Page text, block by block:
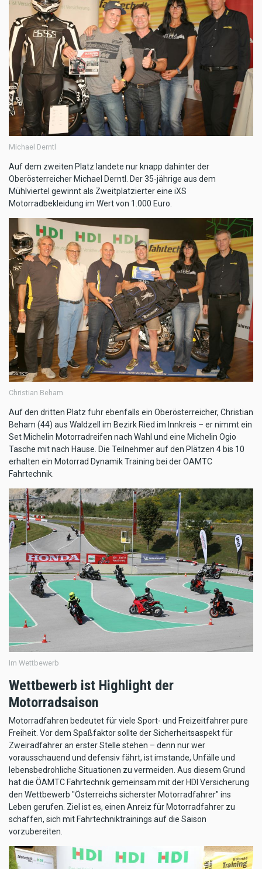
Michael Derntl
Auf dem zweiten Platz landete nur knapp dahinter der
Oberösterreicher Michael Derntl. Der 35-jährige aus dem
Mühlviertel gewinnt als Zweitplatzierter eine iXS
Motorradbekleidung im Wert von 1.000 Euro.
Christian Beham
Auf den dritten Platz fuhr ebenfalls ein Oberösterreicher, Christian
Beham (44) aus Waldzell im Bezirk Ried im Innkreis – er nimmt ein
Set Michelin Motorradreifen nach Wahl und eine Michelin Ogio
Tasche mit nach Hause. Die Teilnehmer auf den Plätzen 4 bis 10
erhalten ein Motorrad Dynamik Training bei der ÖAMTC
Fahrtechnik.
Im Wettbewerb
Wettbewerb ist Highlight der
Motorradsaison
Motorradfahren bedeutet für viele Sport- und Freizeitfahrer pure
Freiheit. Vor dem Spaßfaktor sollte der Sicherheitsaspekt für
Zweiradfahrer an erster Stelle stehen – denn nur wer
vorausschauend und defensiv fährt, ist imstande, Unfälle und
lebensbedrohliche Situationen zu vermeiden. Aus diesem Grund
hat die ÖAMTC Fahrtechnik gemeinsam mit der HDI Versicherung
den Wettbewerb "Österreichs sicherster Motorradfahrer" ins
Leben gerufen. Ziel ist es, einen Anreiz für Motorradfahrer zu
schaffen, sich mit Fahrtechniktrainings auf die Saison
vorzubereiten.